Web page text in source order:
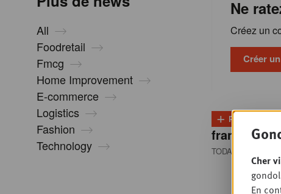
All
Foodretail
Fmcg
Home Improvement
E-commerce
Logistics
Fashion
Technology
Ne
Créez un
Créer
+ PLUS
franchisés
TODAY 08:30
Cher
En